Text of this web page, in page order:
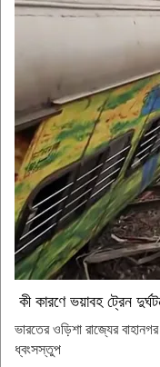
কী কারণে ভয়াবহ ট্রেন
ভারতের ওড়িশা রাজ্যের
ধ্বংসস্তুপ